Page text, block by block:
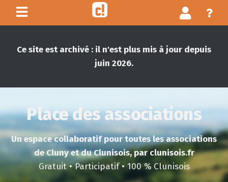
Ce site est archivé : il n'est plus mis à jour depuis
juin 2026.
Place des associations
Un espace collaboratif pour toutes les associations
de Cluny et du Clunisois, par clunisois.fr
Gratuit • Participatif • 100 % Clunisois